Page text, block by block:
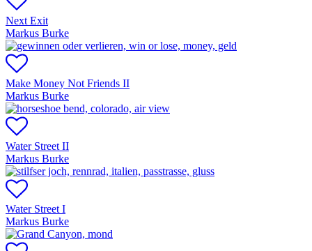
Next Exit
Markus Burke
Make Money Not Friends II
Markus Burke
Water Street II
Markus Burke
Water Street I
Markus Burke